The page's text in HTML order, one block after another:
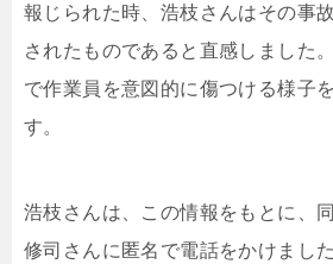
報じられた時、浩枝さんはその事
されたものであると直感しました
で作業員を意図的に傷つける様子
す。
浩枝さんは、この情報をもとに、
修司さんに匿名で電話をかけまし